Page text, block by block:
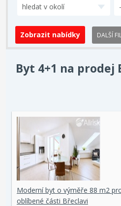
hledat v okolí
DALŠÍ
Byt 4+1 na prodej
Moderní byt o výměře 88 m2
oblíbené části Břeclavi